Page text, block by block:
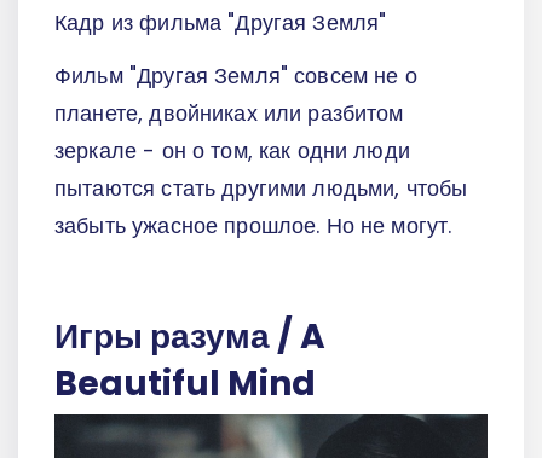
Кадр из фильма "Другая Земля"
Фильм "Другая Земля" совсем не о
планете, двойниках или разбитом
зеркале - он о том, как одни люди
пытаются стать другими людьми, чтобы
забыть ужасное прошлое. Но не могут.
Игры разума / A
Beautiful Mind